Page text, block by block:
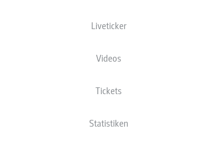
Liveticker
Videos
Tickets
Statistiken
Anzeige